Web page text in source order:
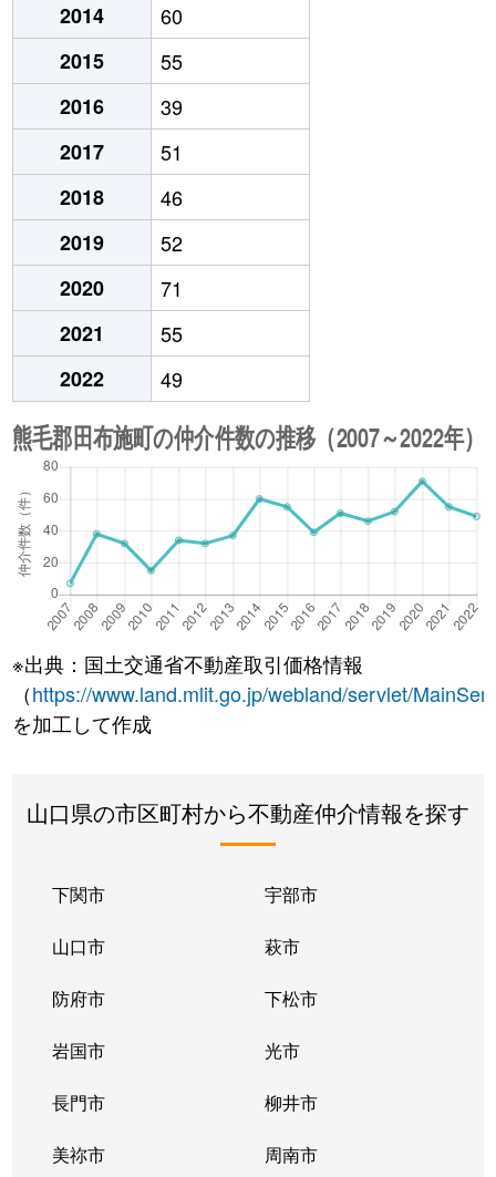
2014
60
2015
55
2016
39
2017
51
2018
46
2019
52
2020
71
2021
55
2022
49
※出典：国土交通省不動産取引価格情報
（https://www.land.mlit.go.jp/webland/servlet/
を加工して作成
山口県の市区町村から不動産仲介情報を探す
下関市 宇部市
山口市 萩市
防府市 下松市
岩国市 光市
長門市 柳井市
美祢市 周南市